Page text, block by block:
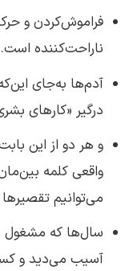
فراموش‌کردن و
ناراحت‌کننده است.
آدم‌ها به‌جای
درگیر «کارهای
و هر دو از این
واقعی کلمه
می‌توانیم
سال‌ها که
آسیب می‌دید و